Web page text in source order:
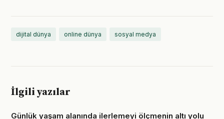
dijital dünya online dünya sosyal medya
İlgili yazılar
Günlük yaşam alanında ilerlemeyi ölçmenin altı yolu